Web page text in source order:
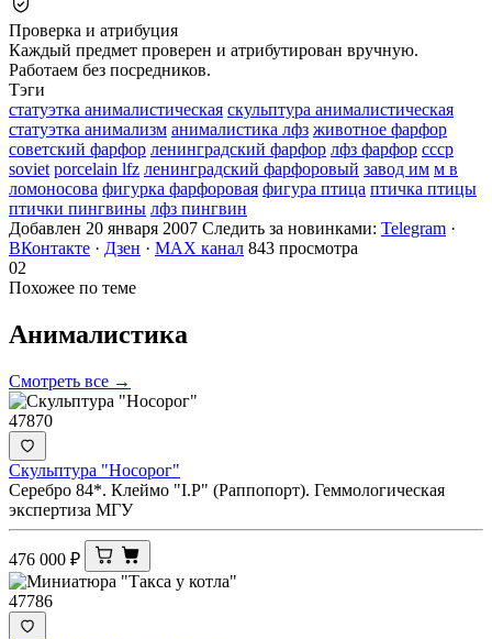
Проверка и атрибуция
Каждый предмет проверен и атрибутирован вручную.
Работаем без посредников.
Тэги
статуэтка анималистическая скульптура анималистическая
статуэтка анимализм анималистика лфз животное фарфор
советский фарфор ленинградский фарфор лфз фарфор ссср
soviet porcelain lfz ленинградский фарфоровый завод им м в
ломоносова фигурка фарфоровая фигура птица птичка птицы
птички пингвины лфз пингвин
Добавлен 20 января 2007 Следить за новинками: Telegram ·
ВКонтакте · Дзен · MAX канал 843 просмотра
02
Похожее по теме
Анималистика
Смотреть все →
47870
Скульптура "Носорог"
Серебро 84*. Клеймо "I.Р" (Раппопорт). Геммологическая
экспертиза МГУ
476 000 ₽
47786